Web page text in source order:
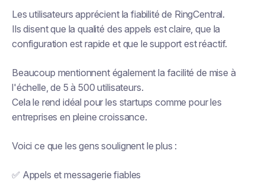
Les utilisateurs apprécient la fiabilité de RingCentral.
Ils disent que la qualité des appels est claire, que la
configuration est rapide et que le support est réactif.
Beaucoup mentionnent également la facilité de mise à
l'échelle, de 5 à 500 utilisateurs.
Cela le rend idéal pour les startups comme pour les
entreprises en pleine croissance.
Voici ce que les gens soulignent le plus :
✅ Appels et messagerie fiables